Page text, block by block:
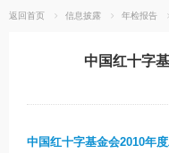
返回首页 信息披露 年检报告
中国红十字
中国红十字基金会2010年